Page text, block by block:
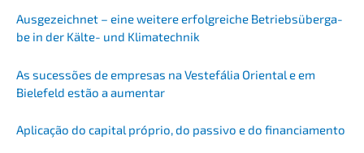
Ausge­zeich­net – eine weite­re erfolg­rei­che Betriebs­über­ga­
be in der Kälte- und Klimatechnik
As suces­sões de empre­sas na Veste­fá­lia Orien­tal e em
Biele­feld estão a aumentar
Aplica­ção do capital próprio, do passi­vo e do financiamento